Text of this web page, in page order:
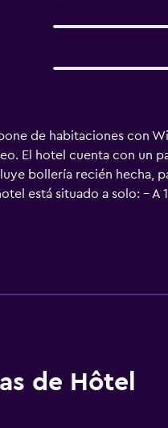
de habitaciones con
El hotel cuenta con un
bollería recién hecha,
está situado a solo: - A
l'Est - A 5 minutos de la
estación de metro
de Hôtel